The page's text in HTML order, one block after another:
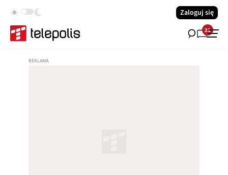
Zaloguj się
21